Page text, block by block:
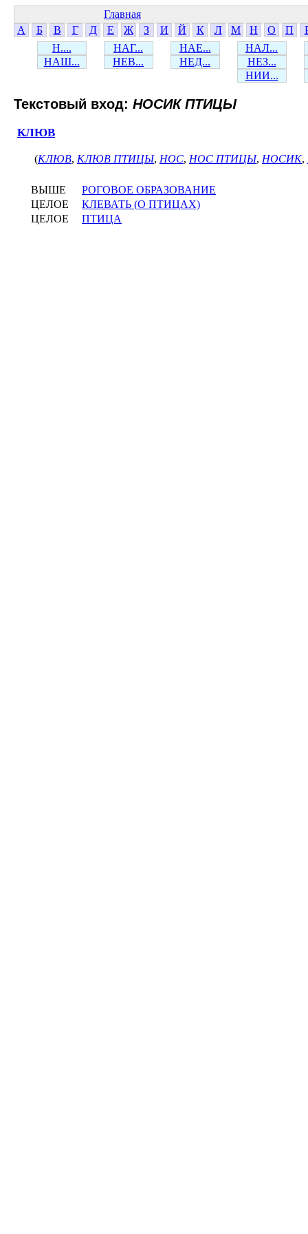
Главная
А
Б В Г Д Е Ж З И Й К Л М Н О П
Н....
НАГ... НАЕ...
НАЛ...
НАШ...
НЕВ... НЕД...
НЕЗ...
НИИ...
Текстовый вход: НОСИК ПТИЦЫ
КЛЮВ
(КЛЮВ, КЛЮВ ПТИЦЫ, НОС, НОС ПТИЦЫ, НОСИК,
ВЫШЕ
РОГОВОЕ ОБРАЗОВАНИЕ
ЦЕЛОЕ
КЛЕВАТЬ (О ПТИЦАХ)
ЦЕЛОЕ
ПТИЦА